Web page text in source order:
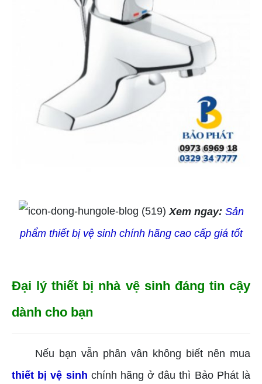
Xem ngay: Sản
phẩm thiết bị vệ sinh chính hãng cao cấp giá tốt
Đại lý thiết bị nhà vệ sinh đáng tin cậy
dành cho bạn
Nếu bạn vẫn phân vân không biết nên mua
thiết bị vệ sinh chính hãng ở đâu thì Bảo Phát là